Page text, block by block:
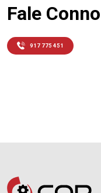
Fale
917 775 451